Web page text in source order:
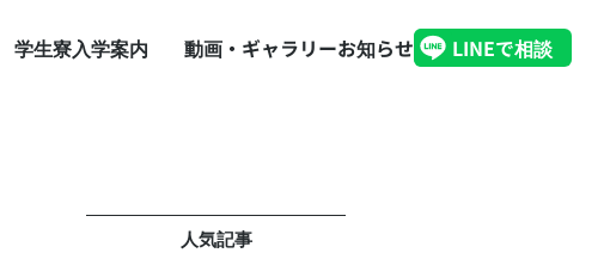
学生寮入学案内 動画・ギャラリーお知らせ LINEで相談
人気記事